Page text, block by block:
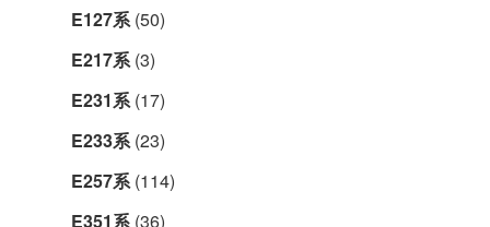
E127系 (50)
E217系 (3)
E231系 (17)
E233系 (23)
E257系 (114)
E351系 (36)